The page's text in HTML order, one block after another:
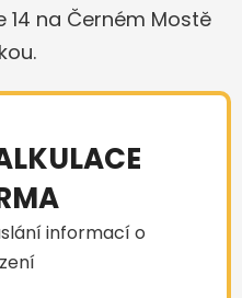
14 na Černém Mostě
informací o